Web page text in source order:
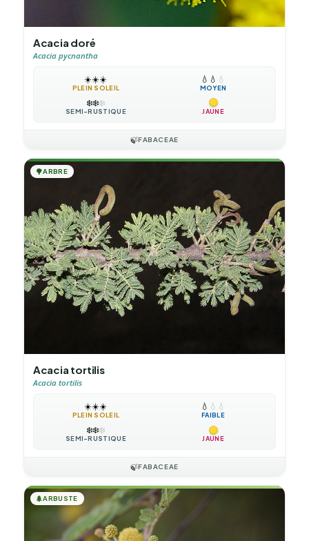
Acacia doré
Acacia pycnantha
☀️☀️☀️
PLEIN SOLEIL
💧 💧 💧
MOYEN
❄️❄️❄️
SEMI-RUSTIQUE JAUNE
🍃FABACEAE
🌳ARBRE
Acacia tortilis
Acacia tortilis
☀️☀️☀️
PLEIN SOLEIL
💧 💧 💧
FAIBLE
❄️❄️❄️
SEMI-RUSTIQUE JAUNE
🍃FABACEAE
🌲ARBUSTE